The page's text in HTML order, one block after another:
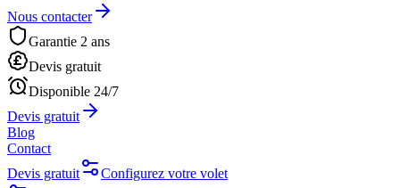
Nous contacter
Garantie 2 ans
Devis gratuit
Disponible 24/7
Devis gratuit
Blog
Contact
Devis gratuit
Configurez votre volet